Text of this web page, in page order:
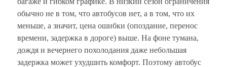
обычно не в том, что автобусов нет, а в том, что их
меньше, а значит, цена ошибки (опоздание, перенос
времени, задержка в дороге) выше. На фоне тумана,
дождя и вечернего похолодания даже небольшая
задержка может ухудшить комфорт. Поэтому автобус